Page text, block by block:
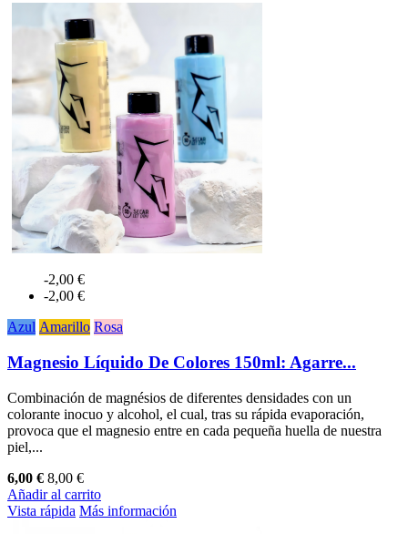
-2,00 €
-2,00 €
Azul Amarillo Rosa
Magnesio Líquido De Colores 150ml: Agarre...
Combinación de magnésios de diferentes densidades con un
colorante inocuo y alcohol, el cual, tras su rápida evaporación,
provoca que el magnesio entre en cada pequeña huella de nuestra
piel,...
6,00 € 8,00 €
Añadir al carrito
Vista rápida Más información